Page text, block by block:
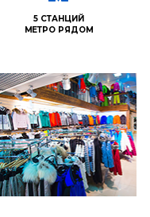
5 СТАНЦИЙ
МЕТРО РЯДОМ